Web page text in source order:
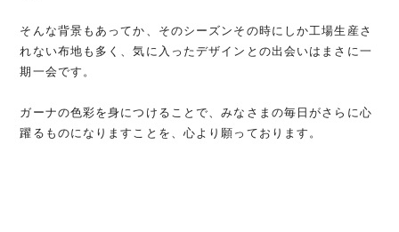
そんな背景もあってか、そのシーズンその時にしか工場生産さ
れない布地も多く、気に入ったデザインとの出会いはまさに一
期一会です。
ガーナの色彩を身につけることで、みなさまの毎日がさらに心
躍るものになりますことを、心より願っております。